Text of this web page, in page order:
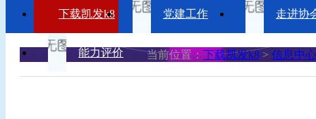
下载凯发k8 党建工作 走进协
能力评价 当前位置： 下载凯发k8 > 信息中心